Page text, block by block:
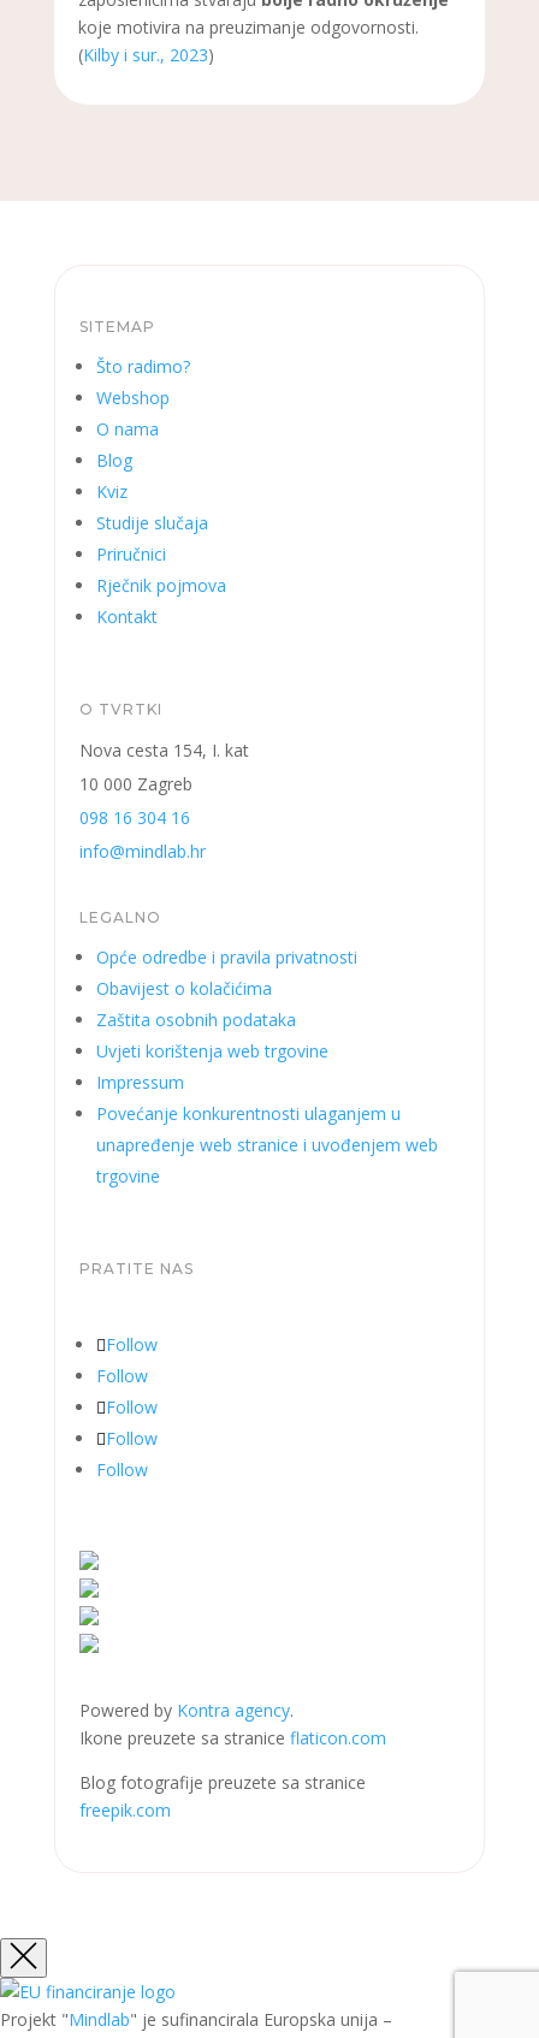
koje motivira na preuzimanje odgovornosti.
(Kilby i sur., 2023)
SITEMAP
Što radimo?
Webshop
O nama
Blog
Kviz
Studije slučaja
Priručnici
Rječnik pojmova
Kontakt
O TVRTKI
Nova cesta 154, I. kat
10 000 Zagreb
098 16 304 16
info@mindlab.hr
LEGALNO
Opće odredbe i pravila privatnosti
Obavijest o kolačićima
Zaštita osobnih podataka
Uvjeti korištenja web trgovine
Impressum
Povećanje konkurentnosti ulaganjem u
unapređenje web stranice i uvođenjem web
trgovine
PRATITE NAS
Follow
Follow
Follow
Follow
Follow
Powered byKontra agency.
Ikone preuzete sa stranice flaticon.com
Blog fotografije preuzete sa stranice
freepik.com
Projekt "Mindlab" je sufinancirala Europska unija –